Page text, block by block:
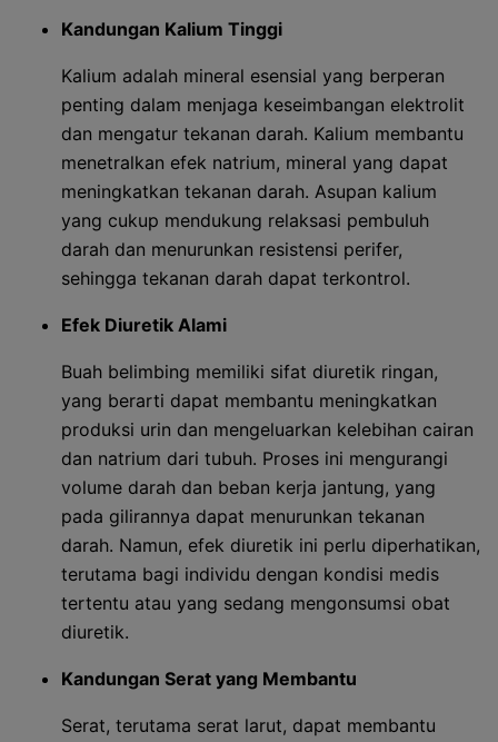
Kandungan Kalium Tinggi
Kalium adalah mineral esensial yang berperan
penting dalam menjaga keseimbangan elektrolit
dan mengatur tekanan darah. Kalium membantu
menetralkan efek natrium, mineral yang dapat
meningkatkan tekanan darah. Asupan kalium
yang cukup mendukung relaksasi pembuluh
darah dan menurunkan resistensi perifer,
sehingga tekanan darah dapat terkontrol.
Efek Diuretik Alami
Buah belimbing memiliki sifat diuretik ringan,
yang berarti dapat membantu meningkatkan
produksi urin dan mengeluarkan kelebihan cairan
dan natrium dari tubuh. Proses ini mengurangi
volume darah dan beban kerja jantung, yang
pada gilirannya dapat menurunkan tekanan
darah. Namun, efek diuretik ini perlu diperhatikan,
terutama bagi individu dengan kondisi medis
tertentu atau yang sedang mengonsumsi obat
diuretik.
Kandungan Serat yang Membantu
Serat, terutama serat larut, dapat membantu